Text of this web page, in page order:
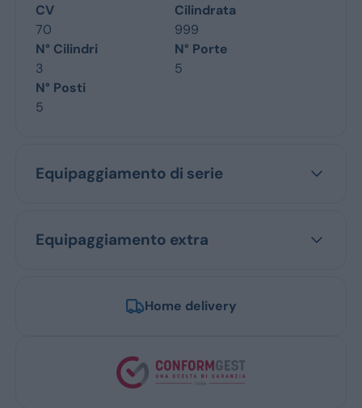
CV
70
Cilindrata
999
N° Cilindri
3
N° Porte
5
N° Posti
5
Equipaggiamento di serie
Equipaggiamento extra
Home delivery